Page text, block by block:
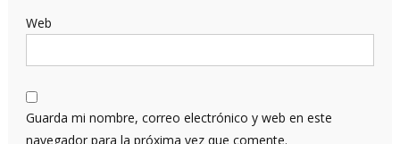
Web
Guarda mi nombre, correo electrónico y web en este
navegador para la próxima vez que comente.